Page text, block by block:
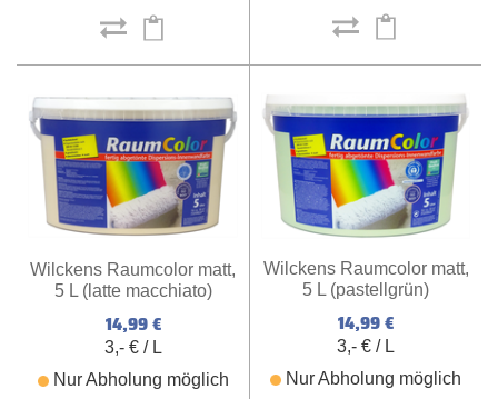
Wilckens Raumcolor matt,
5 L (latte macchiato)
14,99 €
3,- € / L
Nur Abholung möglich
Wilckens Raumcolor matt,
5 L (pastellgrün)
14,99 €
3,- € / L
Nur Abholung möglich